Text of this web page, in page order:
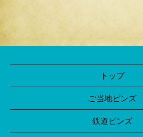
トップ
ご当地ピンズ
鉄道ピンズ